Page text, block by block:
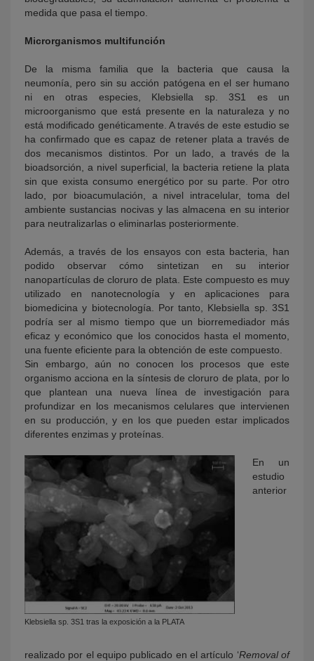
medida que pasa el tiempo.
Microrganismos multifunción
De la misma familia que la bacteria que causa la
neumonía, pero sin su acción patógena en el ser humano
ni en otras especies, Klebsiella sp. 3S1 es un
microorganismo que está presente en la naturaleza y no
está modificado genéticamente. A través de este estudio se
ha confirmado que es capaz de retener plata a través de
dos mecanismos distintos. Por un lado, a través de la
bioadsorción, a nivel superficial, la bacteria retiene la plata
sin que exista consumo energético por su parte. Por otro
lado, por bioacumulación, a nivel intracelular, toma del
ambiente sustancias nocivas y las almacena en su interior
para neutralizarlas o eliminarlas posteriormente.
Además, a través de los ensayos con esta bacteria, han
podido observar cómo sintetizan en su interior
nanopartículas de cloruro de plata. Este compuesto es muy
utilizado en nanotecnología y en aplicaciones para
biomedicina y biotecnología. Por tanto, Klebsiella sp. 3S1
podría ser al mismo tiempo que un biorremediador más
eficaz y económico que los conocidos hasta el momento,
una fuente eficiente para la obtención de este compuesto.
Sin embargo, aún no conocen los procesos que este
organismo acciona en la síntesis de cloruro de plata, por lo
que plantean una nueva línea de investigación para
profundizar en los mecanismos celulares que intervienen
en su producción, y en los que pueden estar implicados
diferentes enzimas y proteínas.
Klebsiella sp. 3S1 tras la exposición a la PLATA
En un
estudio
anterior
realizado por el equipo publicado en el artículo ‘Removal of